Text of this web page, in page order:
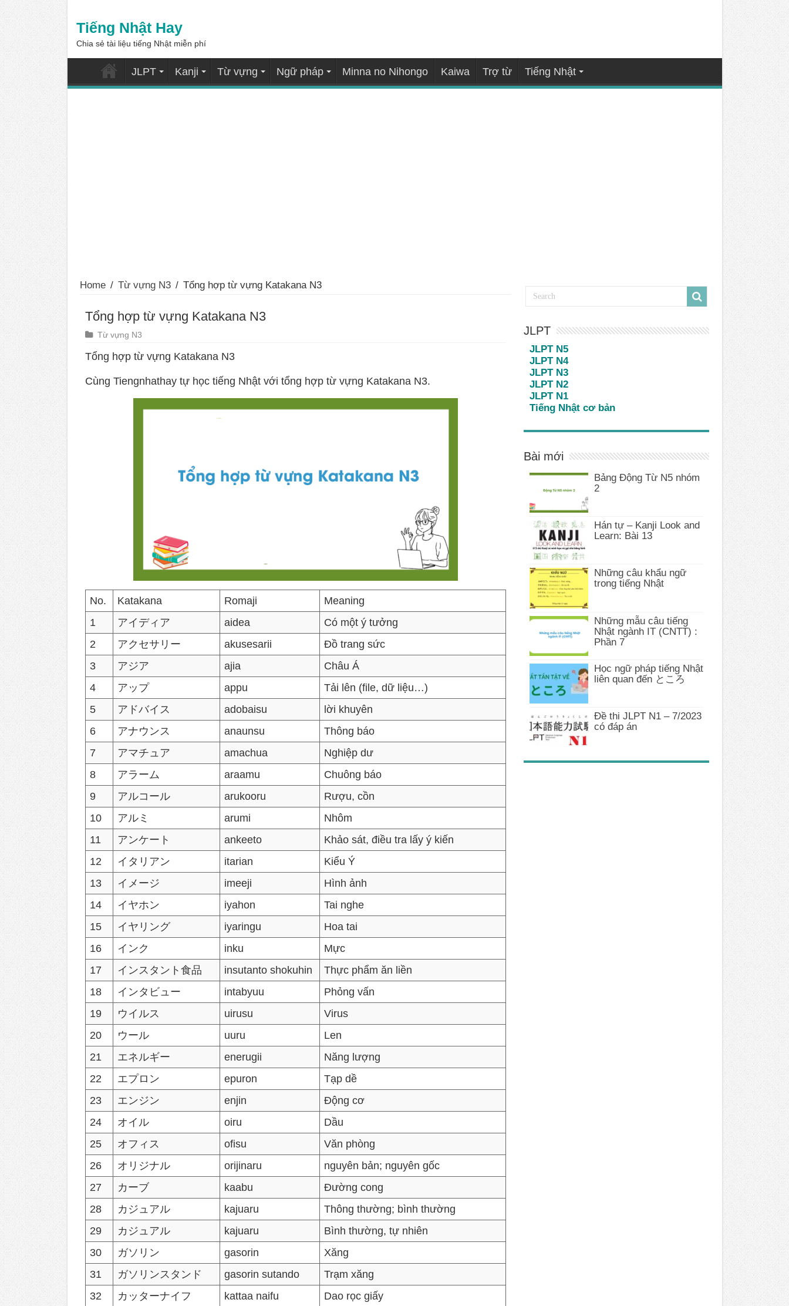
Tiếng Nhật Hay
Chia sẻ tài liệu tiếng Nhật miễn phí
JLPT Kanji Từ vựng Ngữ pháp Minna no Nihongo Kaiwa Trợ từ Tiếng Nhật
Home / Từ vựng N3 / Tổng hợp từ vựng Katakana N3
Tổng hợp từ vựng Katakana N3
Từ vựng N3
Tổng hợp từ vựng Katakana N3
Cùng Tiengnhathay tự học tiếng Nhật với tổng hợp từ vựng Katakana N3.
No. Katakana Romaji
Meaning
1
アイディア aidea
Có một ý tưởng
2
アクセサリー akusesarii
Đồ trang sức
3
アジア ajia
Châu Á
4
アップ appu
Tải lên (file, dữ liệu…)
5
アドバイス adobaisu
lời khuyên
6
アナウンス anaunsu
Thông báo
7
アマチュア amachua
Nghiệp dư
8
アラーム araamu
Chuông báo
9
アルコール arukooru
Rượu, cồn
10
アルミ arumi
Nhôm
11
アンケート ankeeto
Khảo sát, điều tra lấy ý kiến
12
イタリアン itarian
Kiểu Ý
13
イメージ imeeji
Hình ảnh
14
イヤホン iyahon
Tai nghe
15
イヤリング iyaringu
Hoa tai
16
インク inku
Mực
17
インスタント食品 insutanto shokuhin
Thực phẩm ăn liền
18
インタビュー intabyuu
Phỏng vấn
19
ウイルス uirusu
Virus
20
ウール uuru
Len
21
エネルギー enerugii
Năng lượng
22
エプロン epuron
Tạp dề
23
エンジン enjin
Động cơ
24
オイル oiru
Dầu
25
オフィス ofisu
Văn phòng
26
オリジナル orijinaru
nguyên bản; nguyên gốc
27
カーブ kaabu
Đường cong
28
カジュアル kajuaru
Thông thường; bình thường
29
カジュアル kajuaru
Bình thường, tự nhiên
30
ガソリン gasorin
Xăng
31
ガソリンスタンド gasorin sutando
Trạm xăng
32
カッターナイフ kattaa naifu
Dao rọc giấy
JLPT
JLPT N5
JLPT N4
JLPT N3
JLPT N2
JLPT N1
Tiếng Nhật cơ bản
Bài mới
Bảng Động Từ N5 nhóm
2
Hán tự – Kanji Look and
Learn: Bài 13
Những câu khẩu ngữ
trong tiếng Nhật
Những mẫu câu tiếng
Nhật ngành IT (CNTT) :
Phần 7
Học ngữ pháp tiếng Nhật
liên quan đến ところ
Đề thi JLPT N1 – 7/2023
có đáp án